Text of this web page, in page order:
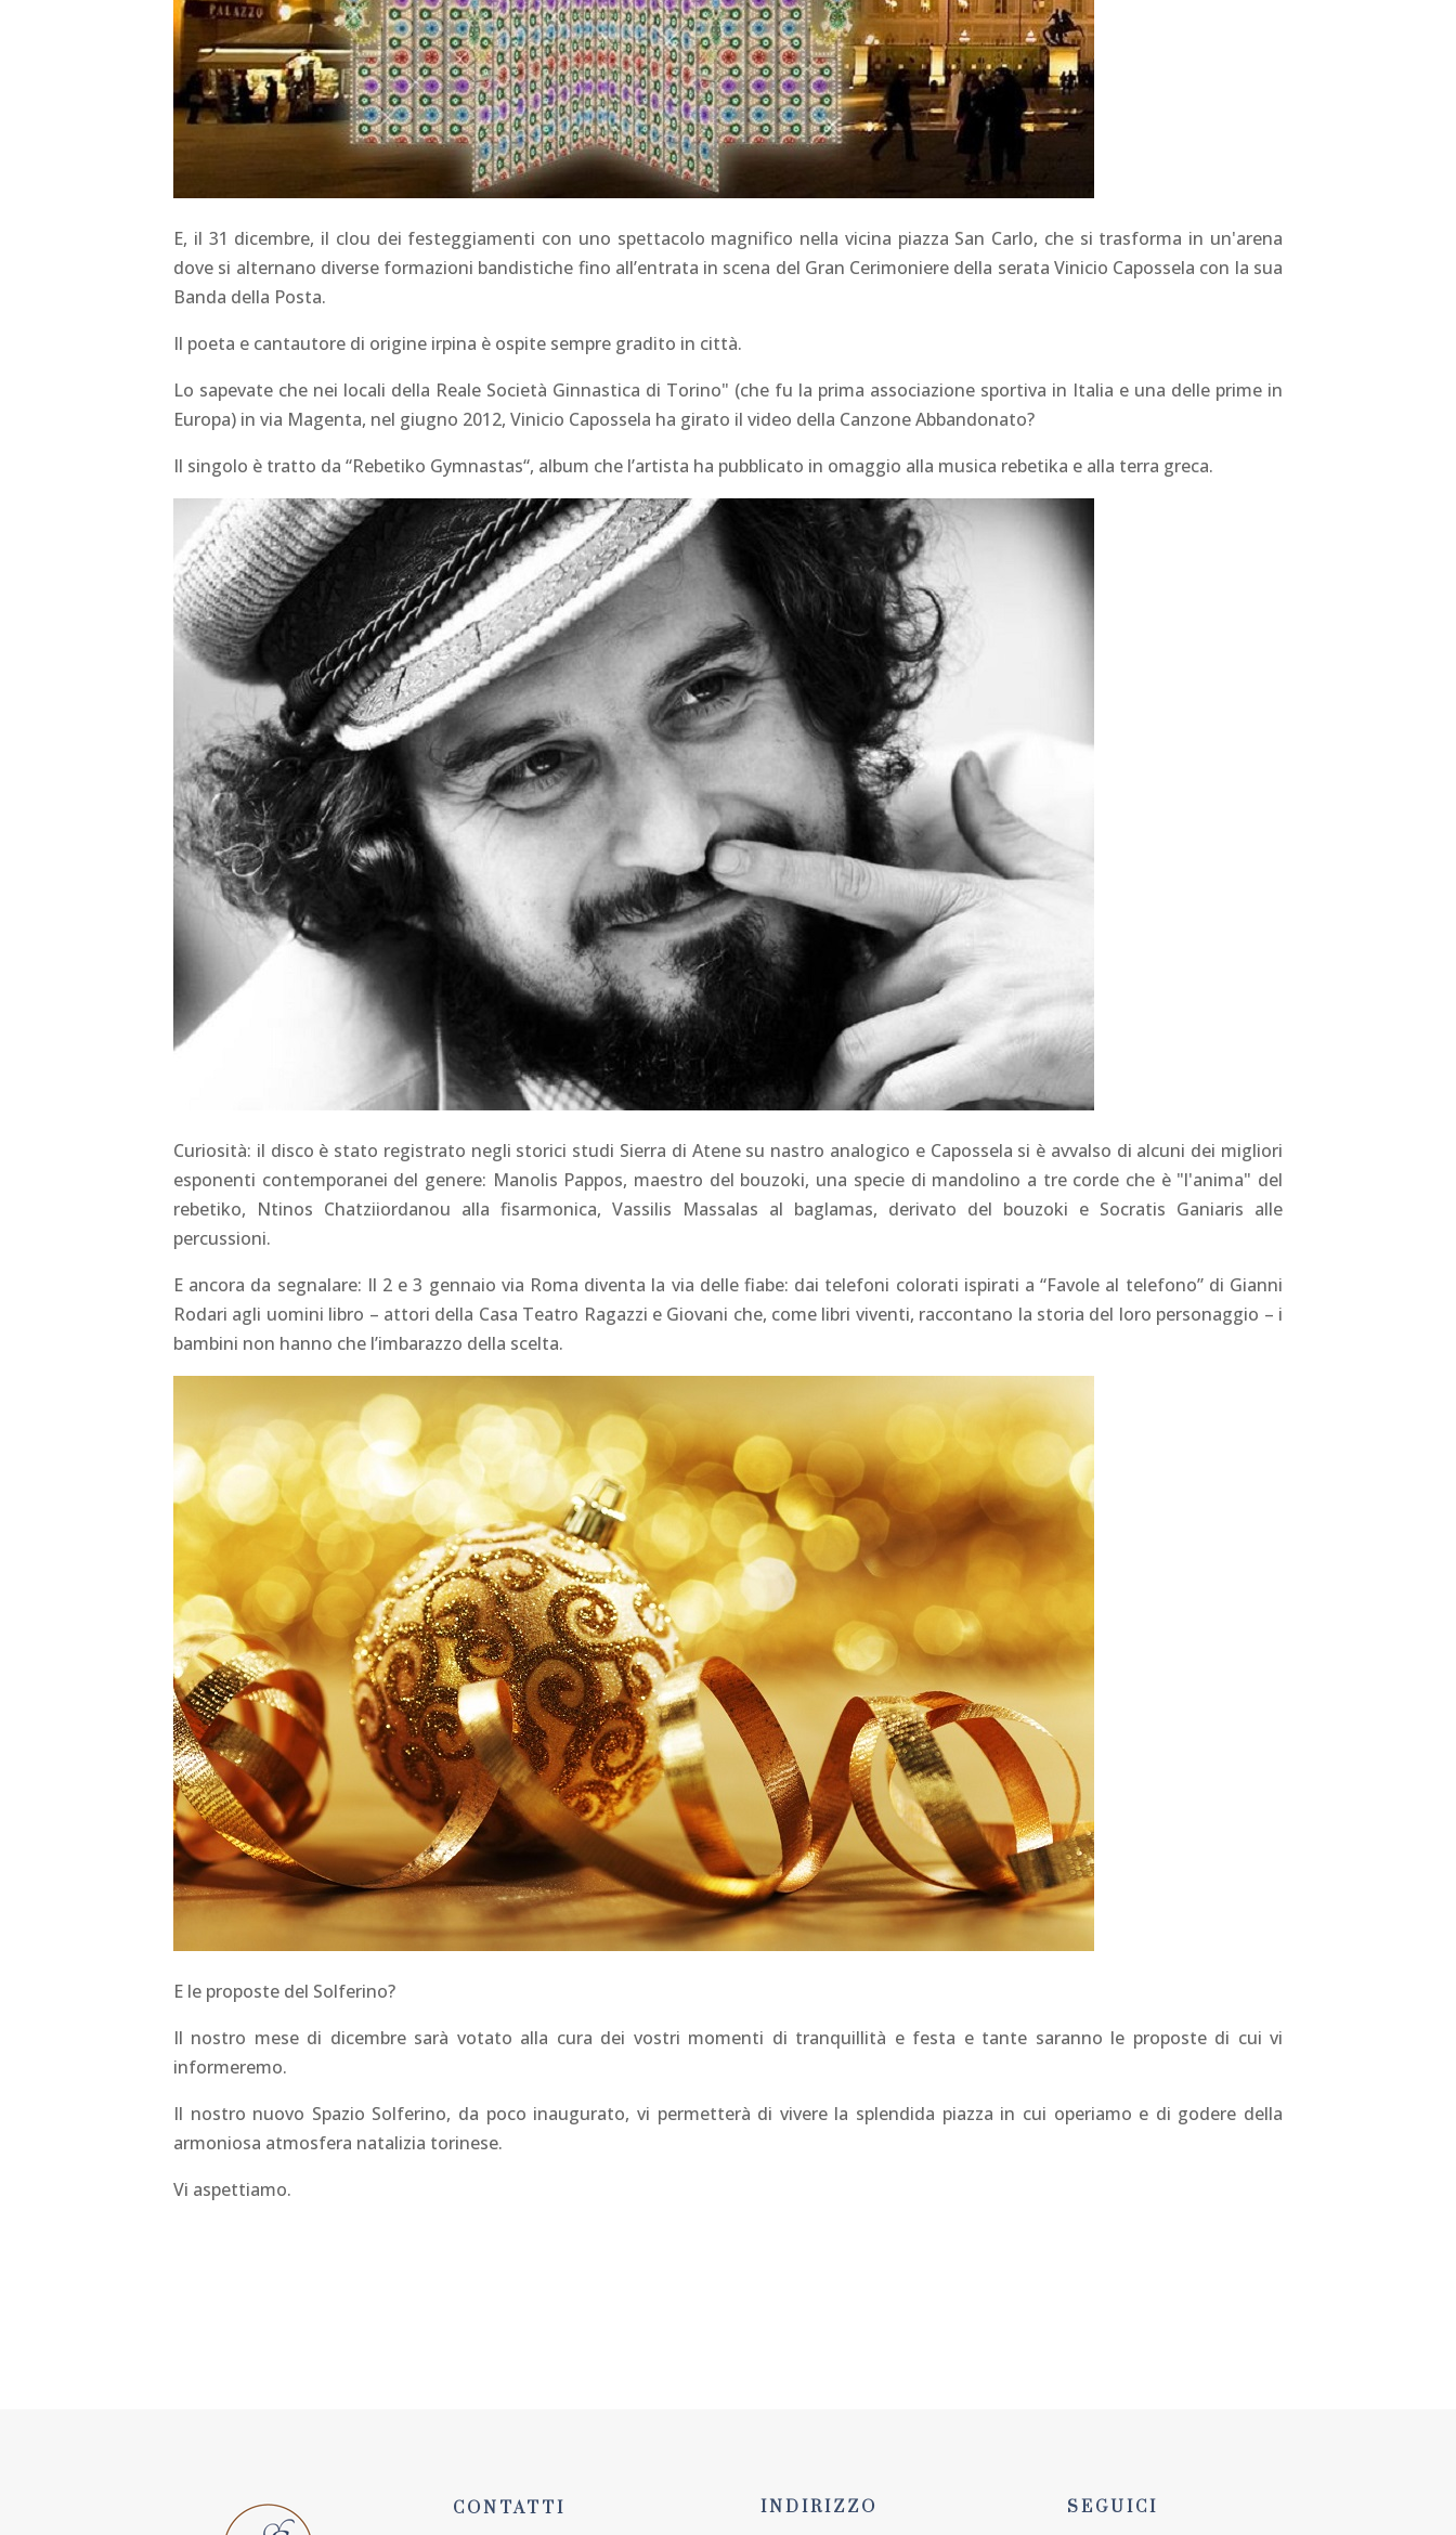
E, il 31 dicembre, il clou dei festeggiamenti con uno spettacolo magnifico nella vicina piazza San Carlo, che si trasforma in un'arena
dove si alternano diverse formazioni bandistiche fino all’entrata in scena del Gran Cerimoniere della serata Vinicio Capossela con la sua
Banda della Posta.
Il poeta e cantautore di origine irpina è ospite sempre gradito in città.
Lo sapevate che nei locali della Reale Società Ginnastica di Torino" (che fu la prima associazione sportiva in Italia e una delle prime in
Europa) in via Magenta, nel giugno 2012, Vinicio Capossela ha girato il video della CanzoneAbbandonato?
Il singolo è tratto da “Rebetiko Gymnastas“, album che l’artista ha pubblicato in omaggio alla musica rebetika e alla terra greca.
Curiosità: il disco è stato registrato negli storici studi Sierra di Atene su nastro analogico e Capossela si è avvalso di alcuni dei migliori
esponenti contemporanei del genere: Manolis Pappos, maestro del bouzoki, una specie di mandolino a tre corde che è "l'anima" del
rebetiko, Ntinos Chatziiordanou alla fisarmonica, Vassilis Massalas al baglamas, derivato del bouzoki e Socratis Ganiaris alle
percussioni.
E ancora da segnalare: Il 2 e 3 gennaio via Roma diventa la via delle fiabe: dai telefoni colorati ispirati a “Favole al telefono” di Gianni
Rodari agli uomini libro – attori della Casa Teatro Ragazzi e Giovani che, come libri viventi, raccontano la storia del loro personaggio – i
bambini non hanno che l’imbarazzo della scelta.
E le proposte del Solferino?
Il nostro mese di dicembre sarà votato alla cura dei vostri momenti di tranquillità e festa e tante saranno le proposte di cui vi
informeremo.
Il nostro nuovo Spazio Solferino, da poco inaugurato, vi permetterà di vivere la splendida piazza in cui operiamo e di godere della
armoniosa atmosfera natalizia torinese.
Vi aspettiamo.
CONTATTI INDIRIZZO SEGUICI